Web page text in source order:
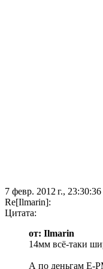
7 февр. 2012 г., 23:30:36
Re[Ilmarin]:
Цитата:
от: Ilmarin
14мм всё-таки
А по деньгам E-